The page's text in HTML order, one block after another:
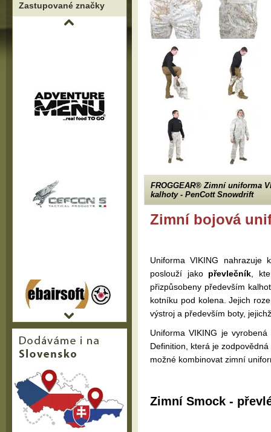
FROGGEAR® Zimní uniforma
kalhoty - PenCott Snowdrift
Zimní bojová
Uniforma VIKING nahrazuje
poslouží jako převlečník ,
přizpůsobeny především
kotníku pod kolena. Jejich
výstroj a především boty,
Uniforma VIKING je vyrobená
Definition, která je
možné kombinovat zimní
Zimní Smock -
Zastupované značky